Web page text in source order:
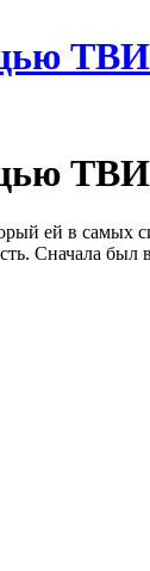
ей в самых
Сначала был